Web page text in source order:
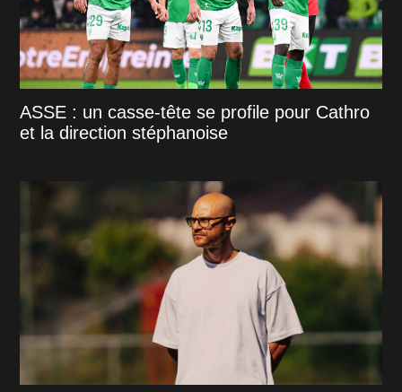
ASSE : un casse-tête se profile pour Cathro
et la direction stéphanoise